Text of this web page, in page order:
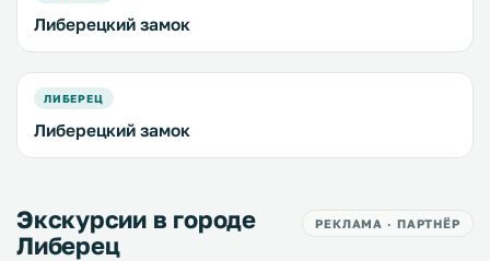
Либерецкий замок
ЛИБЕРЕЦ
Либерецкий замок
Экскурсии в городе
Либерец
РЕКЛАМА · ПАРТНЁР